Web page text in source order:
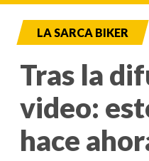
LA SARCA BIKER
Tras la
video:
hace